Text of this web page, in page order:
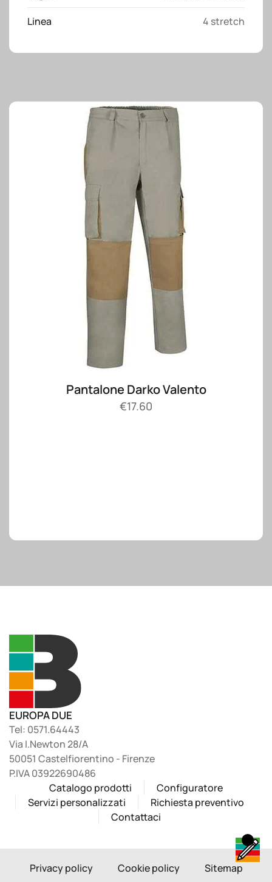
Linea 4 stretch
Pantalone Darko Valento
€17.60
EUROPA DUE
Tel: 0571.64443
Via I.Newton 28/A
50051 Castelfiorentino - Firenze
P.IVA 03922690486
Catalogo prodotti
Configuratore
Servizi personalizzati
Richiesta preventivo
Contattaci
Privacy policy Cookie policy Sitemap